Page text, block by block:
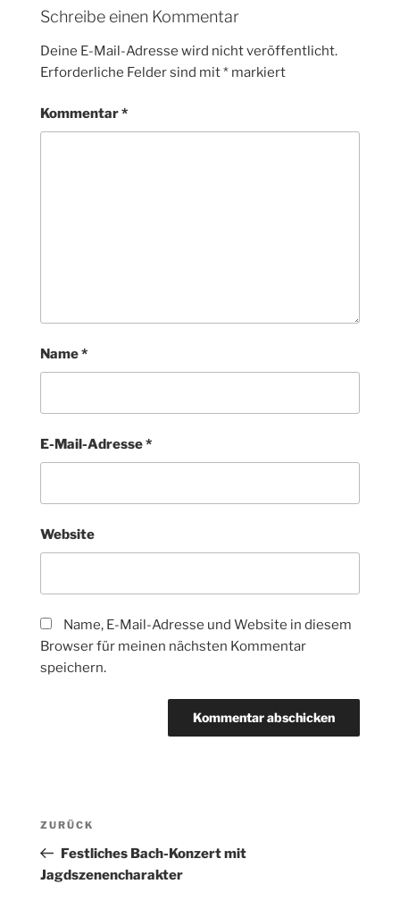
Schreibe einen Kommentar
Deine E-Mail-Adresse wird nicht veröffentlicht.
Erforderliche Felder sind mit* markiert
Kommentar*
Name*
E-Mail-Adresse*
Website
Name, E-Mail-Adresse und Website in diesem
Browser für meinen nächsten Kommentar
speichern.
Beitragsnavigation
Vorheriger
Beitrag
ZURÜCK
Festliches Bach-Konzert mit
Jagdszenencharakter